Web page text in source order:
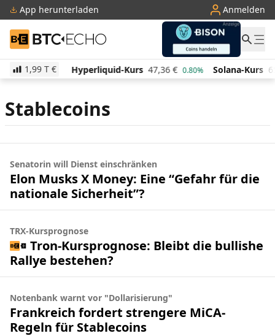
App herunterladen Anmelden
BTC-ECHO
1,99 T €
521,30 € 1.40% Hyperliquid-Kurs 47,36 € 0.80% Solana-Kurs
Stablecoins
Senatorin will Dienst einschränken
Elon Musks X Money: Eine “Gefahr für die
nationale Sicherheit”?
TRX-Kursprognose
Tron-Kursprognose: Bleibt die bullishe
Rallye bestehen?
Notenbank warnt vor "Dollarisierung"
Frankreich fordert strengere MiCA-
Regeln für Stablecoins